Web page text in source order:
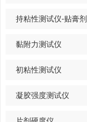
持粘性测试仪-贴膏
黏附力测试仪
初粘性测试仪
凝胶强度测试仪